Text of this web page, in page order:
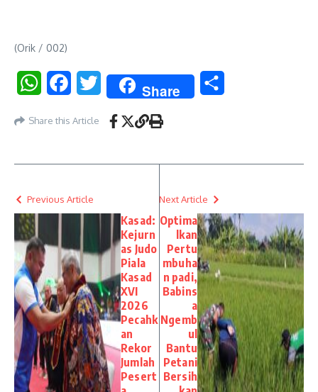
(Orik / 002)
WhatsAppFacebookTwitter Share
Share this Article
Previous Article
Kasad:
Kejurn
as Judo
Piala
Kasad
XVI
2026
Pecahk
an
Rekor
Jumlah
Pesert
Next Article
Optima
lkan
Pertu
mbuha
n padi,
Babins
a
Ngemb
ul
Bantu
Petani
Bersih